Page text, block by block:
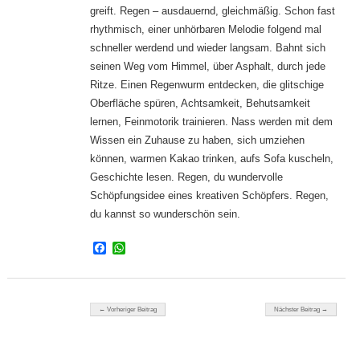
greift. Regen – ausdauernd, gleichmäßig. Schon fast
rhythmisch, einer unhörbaren Melodie folgend mal
schneller werdend und wieder langsam. Bahnt sich
seinen Weg vom Himmel, über Asphalt, durch jede
Ritze. Einen Regenwurm entdecken, die glitschige
Oberfläche spüren, Achtsamkeit, Behutsamkeit
lernen, Feinmotorik trainieren. Nass werden mit dem
Wissen ein Zuhause zu haben, sich umziehen
können, warmen Kakao trinken, aufs Sofa kuscheln,
Geschichte lesen. Regen, du wundervolle
Schöpfungsidee eines kreativen Schöpfers. Regen,
du kannst so wunderschön sein.
Facebook
WhatsApp
Beitragsnavigation
← Vorheriger Beitrag Nächster Beitrag →